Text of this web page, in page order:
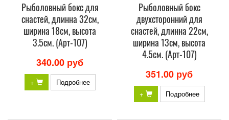
Рыболовный бокс для
снастей, длинна 32см,
ширина 18см, высота
3.5см. (Арт-107)
340.00 руб
+ Подробнее
Рыболовный бокс
двухсторонний для
снастей, длинна 22см,
ширина 13см, высота
4.5см. (Арт-107)
351.00 руб
+ Подробнее